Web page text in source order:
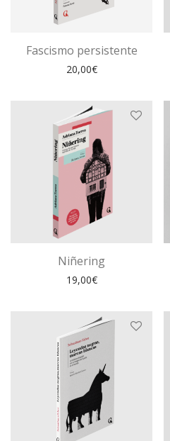
Fascismo persistente
20,00€
Niñering
19,00€